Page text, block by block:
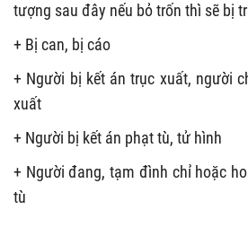
tượng sau đây nếu bỏ trốn thì sẽ bị
+ Bị can, bị cáo
+ Người bị kết án trục xuất, người
xuất
+ Người bị kết án phạt tù, tử hình
+ Người đang, tạm đình chỉ hoặc
tù